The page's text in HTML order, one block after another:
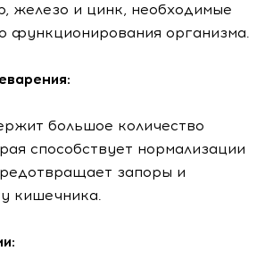
железо и цинк, необходимые
функционирования организма.
большое количество
способствует нормализации
запоры и
кишечника.